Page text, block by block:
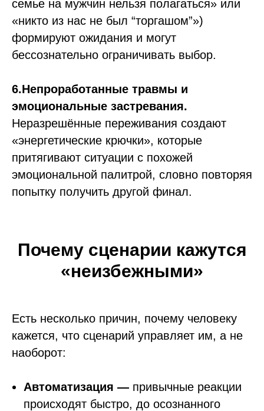
семье на мужчин нельзя полагаться» или
«никто из нас не был “торгашом”»)
формируют ожидания и могут
бессознательно ограничивать выбор.
6.Непроработанные травмы и
эмоциональные застревания.
Неразрешённые переживания создают
«энергетические крючки», которые
притягивают ситуации с похожей
эмоциональной палитрой, словно повторяя
попытку получить другой финал.
Почему сценарии кажутся
«неизбежными»
Есть несколько причин, почему человеку
кажется, что сценарий управляет им, а не
наоборот:
Автоматизация — привычные реакции
происходят быстро, до осознанного